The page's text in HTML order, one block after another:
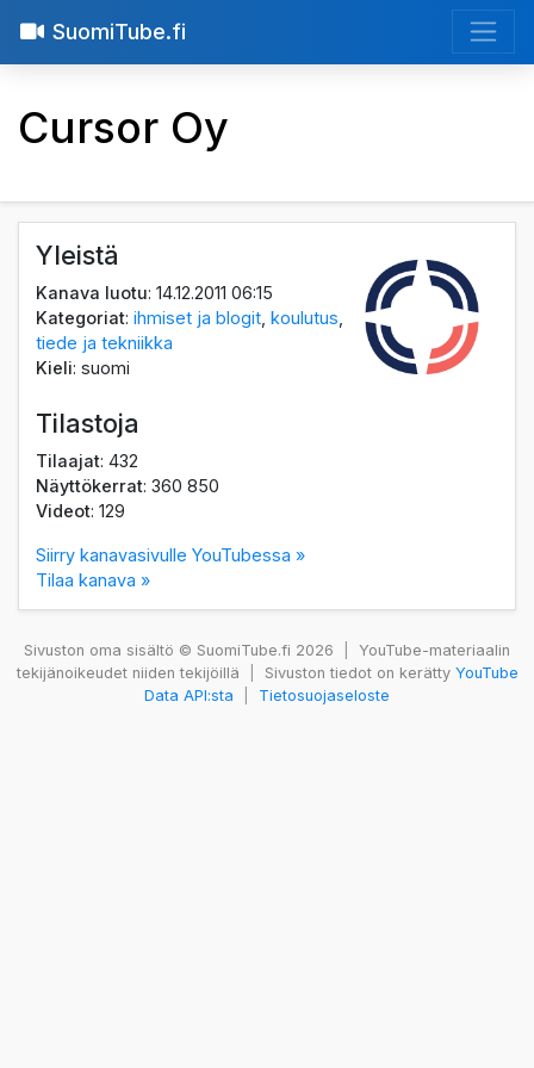
SuomiTube.fi
Cursor Oy
Yleistä
Kanava luotu: 14.12.2011 06:15
Kategoriat:ihmiset ja blogit ,koulutus
tiede ja tekniikka
Kieli: suomi
Tilastoja
Tilaajat: 432
Näyttökerrat: 360 850
Videot: 129
Siirry kanavasivulle YouTubessa »
Tilaa kanava »
Sivuston oma sisältö © SuomiTube.fi 2026
YouTube-materiaalin
tekijänoikeudet niiden tekijöillä
Sivuston tiedot on kerätty YouTube
Data API:sta
Tietosuojaseloste